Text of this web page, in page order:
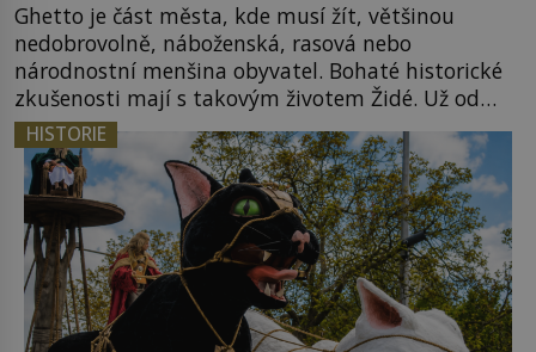
Ghetto je část města, kde musí žít, většinou
nedobrovolně, náboženská, rasová nebo
národnostní menšina obyvatel. Bohaté historické
zkušenosti mají s takovým životem Židé. Už od
středověku jsou totiž v každou chvíli nuceni v
nějakém žít. Mezi ty nejslavnější patří i římské
ghetto založené v roce 1555. Pokud jde o vztah
k Židům, nemá se Řím čím chlubit. […]
HISTORIE